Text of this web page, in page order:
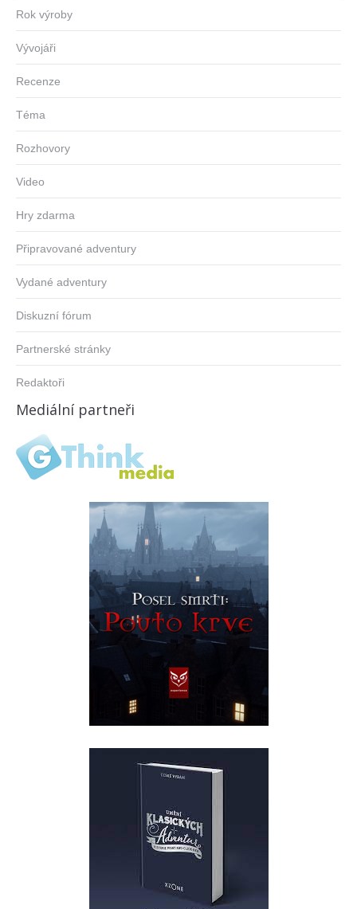
Rok výroby
Vývojáři
Recenze
Téma
Rozhovory
Video
Hry zdarma
Připravované adventury
Vydané adventury
Diskuzní fórum
Partnerské stránky
Redaktoři
Mediální partneři